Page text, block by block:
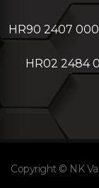
HR90 2407
HR02 2484
Copyright © NK